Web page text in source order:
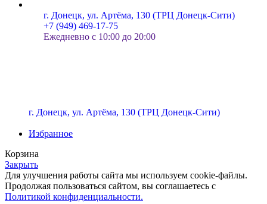
г. Донецк, ул. Артёма, 130 (ТРЦ Донецк-Сити)
+7 (949) 469-17-75
Ежедневно с 10:00 до 20:00
г. Донецк, ул. Артёма, 130 (ТРЦ Донецк-Сити)
Избранное
Корзина
Закрыть
Для улучшения работы сайта мы используем cookie-файлы.
Продолжая пользоваться сайтом, вы соглашаетесь с
Политикой конфиденциальности.